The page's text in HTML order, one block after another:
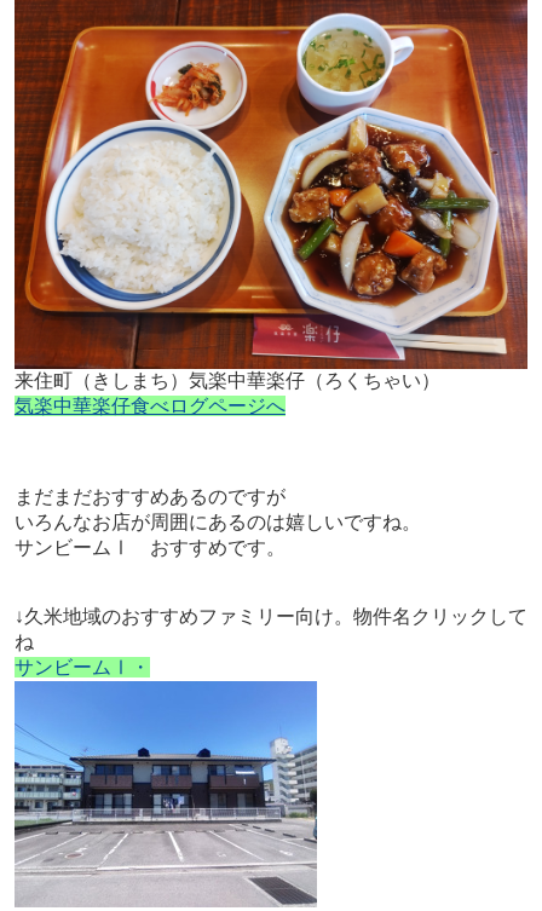
来住町（きしまち）気楽中華楽仔（ろくちゃい）
気楽中華楽仔食べログページへ
まだまだおすすめあるのですが
いろんなお店が周囲にあるのは嬉しいですね。
サンビームⅠ おすすめです。
↓久米地域のおすすめファミリー向け。 物件名クリックして
ね
サンビームⅠ・